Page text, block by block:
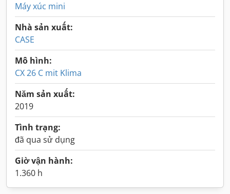
Máy xúc mini
Nhà sản xuất:
CASE
Mô hình:
CX 26 C mit Klima
Năm sản xuất:
2019
Tình trạng:
đã qua sử dụng
Giờ vận hành:
1.360 h